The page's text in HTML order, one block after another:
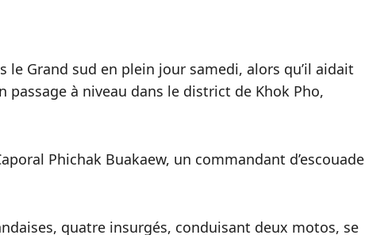
Grand sud en plein jour samedi, alors qu’il aidait
à niveau dans le district de Khok Pho,
Phichak Buakaew, un commandant d’escouade
quatre insurgés, conduisant deux motos, se